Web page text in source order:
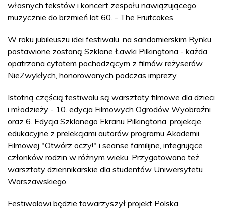
własnych tekstów i koncert zespołu nawiązującego
muzycznie do brzmień lat 60. - The Fruitcakes.
W roku jubileuszu idei festiwalu, na sandomierskim Rynku
postawione zostaną Szklane Ławki Pilkingtona - każda
opatrzona cytatem pochodzącym z filmów reżyserów
NieZwykłych, honorowanych podczas imprezy.
Istotną częścią festiwalu są warsztaty filmowe dla dzieci
i młodzieży - 10. edycja Filmowych Ogrodów Wyobraźni
oraz 6. Edycja Szklanego Ekranu Pilkingtona, projekcje
edukacyjne z prelekcjami autorów programu Akademii
Filmowej "Otwórz oczy!" i seanse familijne, integrujące
członków rodzin w różnym wieku. Przygotowano też
warsztaty dziennikarskie dla studentów Uniwersytetu
Warszawskiego.
Festiwalowi będzie towarzyszył projekt Polska